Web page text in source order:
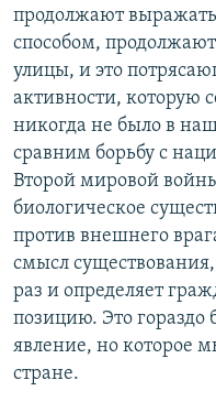
продолжают
способом,
улицы, и это
активности, которую
никогда не было в
сравним борьбу с
Второй мировой
биологическое
против внешнего
смысл
раз и определяет
позицию. Это гораздо
явление, но которое
стране.